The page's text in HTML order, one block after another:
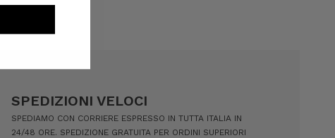
SPEDIZIONI VELOCI
SPEDIAMO CON CORRIERE ESPRESSO IN TUTTA ITALIA IN
24/48 ORE. SPEDIZIONE GRATUITA PER ORDINI SUPERIORI